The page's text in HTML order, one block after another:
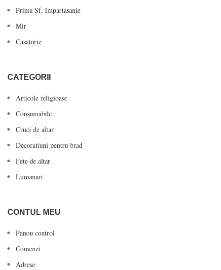
Prima Sf. Impartasanie
Mir
Casatorie
CATEGORII
Articole religioase
Consumabile
Cruci de altar
Decoratiuni pentru brad
Fete de altar
Lumanari
CONTUL MEU
Panou control
Comenzi
Adrese